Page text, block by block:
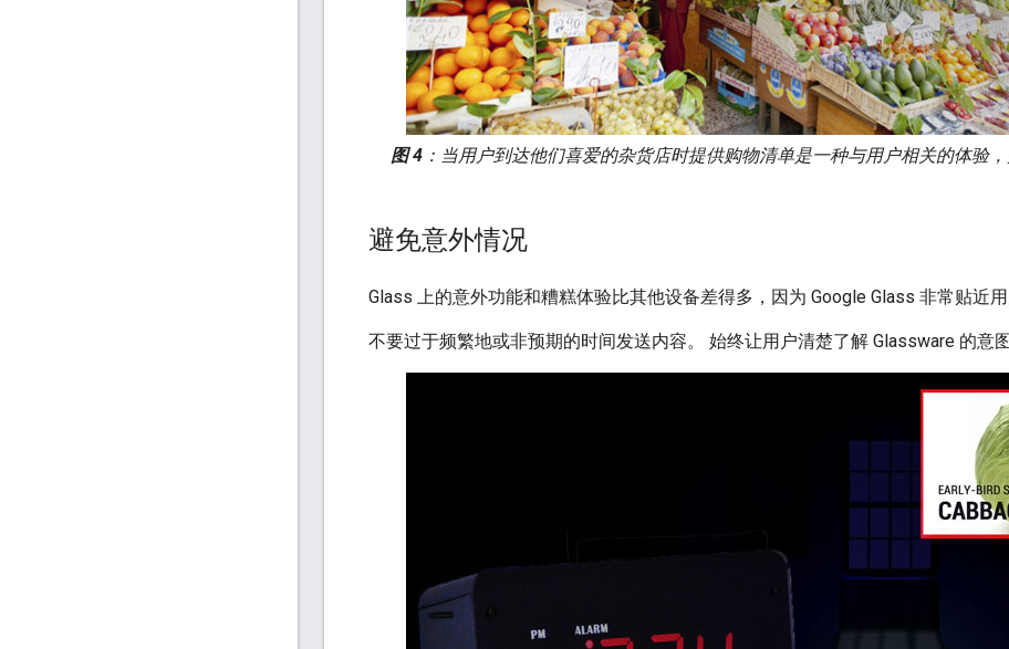
图 4：当用户到达他们喜爱的杂货店时提供购物清单是一种与用户相关的体验，
避免意外情况
Glass 上的意外功能和糟糕体验比其他设备差得多，因为 Google Glass 非常贴近用
不要过于频繁地或非预期的时间发送内容。 始终让用户清楚了解 Glassware 的意